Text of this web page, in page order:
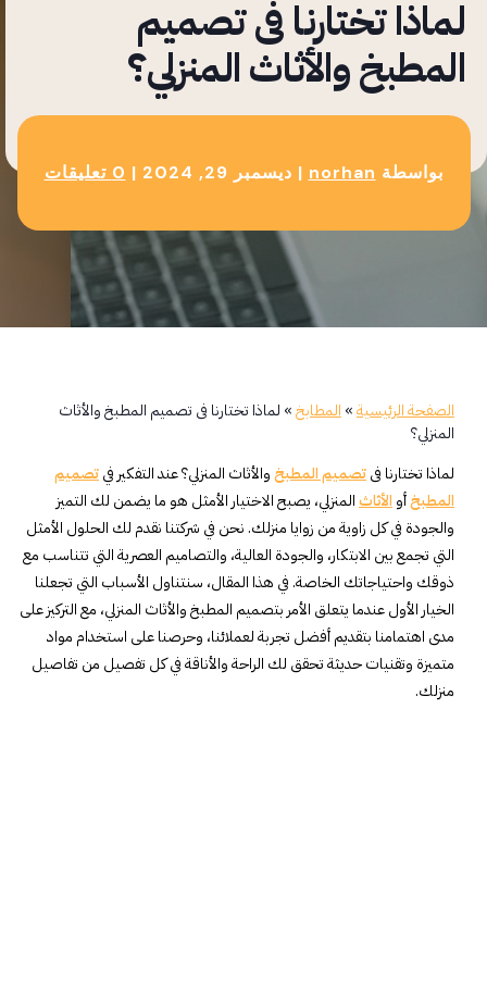
لماذا تختارنا فى تصميم
المطبخ والأثاث المنزلي؟
بواسطة norhan
| ديسمبر 29, 2024 | 0 تعليقات
الصفحة الرئيسية»المطابخ» لماذا تختارنا فى تصميم المطبخ والأثاث
المنزلي؟
لماذا تختارنا فىتصميم المطبخوالأثاث المنزلي؟ عند التفكير فيتصميم
المطبخأوالأثاثالمنزلي، يصبح الاختيار الأمثل هو ما يضمن لك التميز
والجودة في كل زاوية من زوايا منزلك. نحن في شركتنا نقدم لك الحلول الأمثل
التي تجمع بين الابتكار، والجودة العالية، والتصاميم العصرية التي تتناسب مع
ذوقك واحتياجاتك الخاصة. في هذا المقال، سنتناول الأسباب التي تجعلنا
الخيار الأول عندما يتعلق الأمر بتصميم المطبخ والأثاث المنزلي، مع التركيز على
مدى اهتمامنا بتقديم أفضل تجربة لعملائنا، وحرصنا على استخدام مواد
متميزة وتقنيات حديثة تحقق لك الراحة والأناقة في كل تفصيل من تفاصيل
منزلك.